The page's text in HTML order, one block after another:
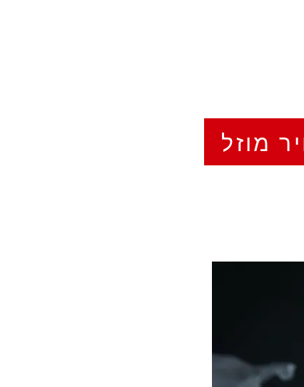
מוזל